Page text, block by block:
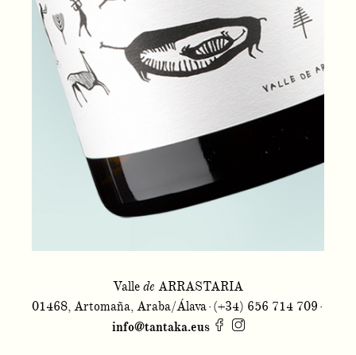
Vallede ARRASTARIA
01468, Artomaña, Araba/Álava·(+34) 656 714 709·
info@tantaka.eus